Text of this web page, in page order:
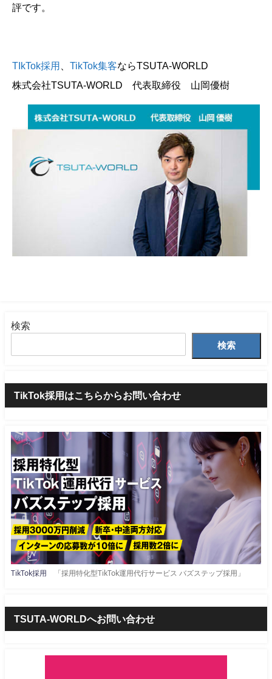
評です。
TIkTok採用 TikTok集客ならTSUTA-WORLD
株式会社TSUTA-WORLD 代表取締役 山岡優樹
検索
検索
TikTok採用はこちらからお問い合わせ
TikTok採用 「採用特化型TikTok運用代行サービス バズステップ採用」
TSUTA-WORLDへお問い合わせ